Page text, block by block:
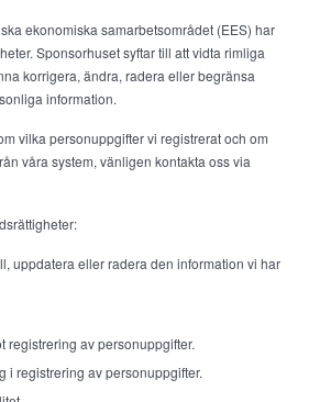
ekonomiska samarbetsområdet (EES) har
Sponsorhuset syftar till att vidta rimliga
korrigera, ändra, radera eller begränsa
information.
vilka personuppgifter vi registrerat och om
våra system, vänligen kontakta oss via
uppdatera eller radera den information vi har
registrering av personuppgifter.
i registrering av personuppgifter.